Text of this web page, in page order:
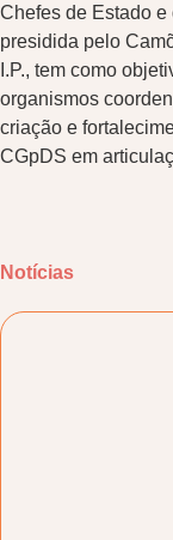
Chefes de Estado e
presidida pelo
I.P., tem como
organismos
criação e
CGpDS em
Notícias